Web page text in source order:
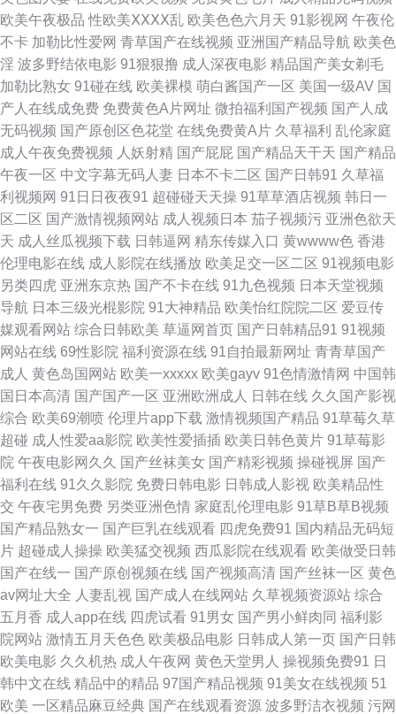
品一二三区 午夜成人AV社区 亚洲微拍福利 伊人色色 91高清免费视频 www
青青三级 东京热黑丝 国产盗摄1区 国产女a 美女让我操 日韩一页 婷婷色播
网站 香蕉视频黄在线 在线免费九一网站 91免费观看破处 91熟女露脸专区
AV综合资源 爱豆传媒性爱影片 超碰豆花91 国产精品1区2区 精品在线亚洲天
堂 久久免费人成 女同自慰福利 欧美外网 四虎探花社区 香蕉在线观看视频 在
线91观看 69热网站链接 91网页版色色 超碰碰av 国产一二三 黄色链接在线
观看 久久人人入肉 女同性恋视频 日本电影午夜福利 偷拍97网 先锋成人资源
亚洲AV私人影院 91美女免费黑料 99激情 成人电彭 国产草逼视频 黑人黄色
网 老司机av影院 欧美操逼熟妇 欧美色宗合 日本超碰 日逼国产视频 微拍秒拍
福利99 午夜在线视频 亚洲激情丝袜网 51欧美色图 91视频99视频 操逼福利
国产韩日第一页 激情午夜 麻豆首页官网 青青草91 超碰人人艹 国产精品日日
摸 久久国产精品三区 欧美成人官网 91久久大香蕉 草逼小电影 高清午夜福利
影院 九九超碰 男人资源avtt 在线奇米666 91在线观看玖玖 操逼大片韩国 成
人香蕉av 国产观看 蜜桃久热久精品 中文字幕绯色av 97亚洲精品成人 AV男
天堂 天天干这里有精品 福利网导航 日本黄色永久视频 久久草福利在线 日韩
午夜福利导航 在线视频97 97超碰人人在线 超碰碰国产 国产第3页 老湿机网
欧美午夜极品 性欧美ⅩⅩⅩⅩ乱 欧美色色六月天 91影视网 午夜伦
不卡 加勒比性爱网 青草国产在线视频 亚洲国产精品导航 欧美色
淫 波多野结依电影 91狠狠撸 成人深夜电影 精品国产美女剃毛
加勒比熟女 91碰在线 欧美裸模 萌白酱国产一区 美国一级AV 国
产人在线成免费 免费黄色A片网址 微拍福利国产视频 国产人成
无码视频 国产原创区色花堂 在线免费黄A片 久草福利 乱伦家庭
成人午夜免费视频 人妖射精 国产屁屁 国产精品天干天 国产精品
午夜一区 中文字幕无码人妻 日本不卡二区 国产日韩91 久草福
利视频网 91日日夜夜91 超碰碰天天操 91草草酒店视频 韩日一
区二区 国产激情视频网站 成人视频日本 茄子视频污 亚洲色欲天
天 成人丝瓜视频下载 日韩逼网 精东传媒入口 黄wwww色 香港
伦理电影在线 成人影院在线播放 欧美足交一区二区 91视频电影
另类四虎 亚洲东京热 国产不卡在线 91九色视频 日本天堂视频
导航 日本三级光棍影院 91大神精品 欧美怡红院院二区 爱豆传
媒观看网站 综合日韩欧美 草逼网首页 国产日韩精品91 91视频
网站在线 69性影院 福利资源在线 91自拍最新网址 青青草国产
成人 黄色岛国网站 欧美一xxxxx 欧美gayv 91色情激情网 中国韩
国日本高清 国产国产一区 亚洲欧洲成人 日韩在线 久久国产影视
综合 欧美69潮喷 伦理片app下载 激情视频国产精品 91草莓久草
超碰 成人性爱aa影院 欧美性爱插插 欧美日韩色黄片 91草莓影
院 午夜电影网久久 国产丝袜美女 国产精彩视频 操碰视屏 国产
福利在线 91久久影院 免费日韩电影 日韩成人影视 欧美精品性
交 午夜宅男免费 另类亚洲色情 家庭乱伦理电影 91草B草B视频
国产精品熟女一 国产巨乳在线观看 四虎免费91 国内精品无码短
片 超碰成人操操 欧美猛交视频 西瓜影院在线观看 欧美做受日韩
国产在线一 国产原创视频在线 国产视频高清 国产丝袜一区 黄色
av网址大全 人妻乱视 国产成人在线网站 久草视频资源站 综合
五月香 成人app在线 四虎试看 91男女 国产男小鲜肉同 福利影
院网站 激情五月天色色 欧美极品电影 日韩成人第一页 国产日韩
欧美电影 久久机热 成人午夜网 黄色天堂男人 操视频免费91 日
韩中文在线 精品中的精品 97国产精品视频 91美女在线视频 51
欧美 一区精品麻豆经典 国产在线观看资源 波多野洁衣视频 污网